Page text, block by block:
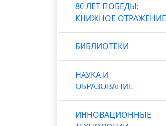
80 ЛЕТ ПОБЕДЫ:
КНИЖНОЕ ОТРАЖЕНИЕ
БИБЛИОТЕКИ
НАУКА И
ОБРАЗОВАНИЕ
ИННОВАЦИОННЫЕ